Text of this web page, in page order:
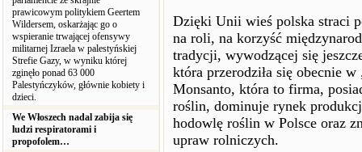
prawicowym politykiem Geertem
Wildersem, oskarżając go o
wspieranie trwającej ofensywy
militarnej Izraela w palestyńskiej
Strefie Gazy, w wyniku której
zginęło ponad 63 000
Palestyńczyków, głównie kobiety i
dzieci.
We Włoszech nadal zabija się
ludzi respiratorami i
propofolem…
Dzięki Unii wieś polska straci
na roli, na korzyść
tradycji, wywodzącej się
która przerodziła się obecnie
Monsanto, która to firma,
roślin, dominuje rynek
hodowlę roślin w Polsce oraz
upraw rolniczych.